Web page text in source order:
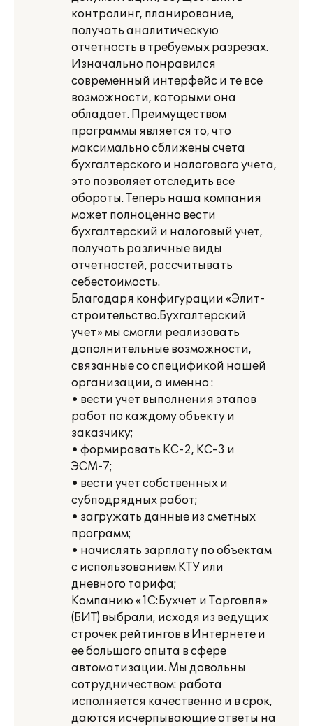
контролинг, планирование,
получать аналитическую
отчетность в требуемых разрезах.
Изначально понравился
современный интерфейс и те все
возможности, которыми она
обладает. Преимуществом
программы является то, что
максимально сближены счета
бухгалтерского и налогового учета,
это позволяет отследить все
обороты. Теперь наша компания
может полноценно вести
бухгалтерский и налоговый учет,
получать различные виды
отчетностей, рассчитывать
себестоимость.
Благодаря конфигурации «Элит-
строительство.Бухгалтерский
учет» мы смогли реализовать
дополнительные возможности,
связанные со спецификой нашей
организации, а именно :
• вести учет выполнения этапов
работ по каждому объекту и
заказчику;
• формировать КС-2, КС-3 и
ЭСМ-7;
• вести учет собственных и
субподрядных работ;
• загружать данные из сметных
программ;
• начислять зарплату по объектам
с использованием КТУ или
дневного тарифа;
Компанию «1С:Бухчет и Торговля»
(БИТ) выбрали, исходя из ведущих
строчек рейтингов в Интернете и
ее большого опыта в сфере
автоматизации. Мы довольны
сотрудничеством: работа
исполняется качественно и в срок,
даются исчерпывающие ответы на